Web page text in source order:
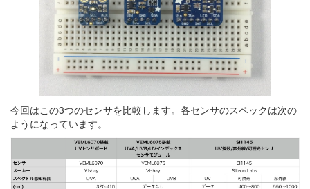
今回はこの3つのセンサを比較します。各センサのスペックは次の
ようになっています。